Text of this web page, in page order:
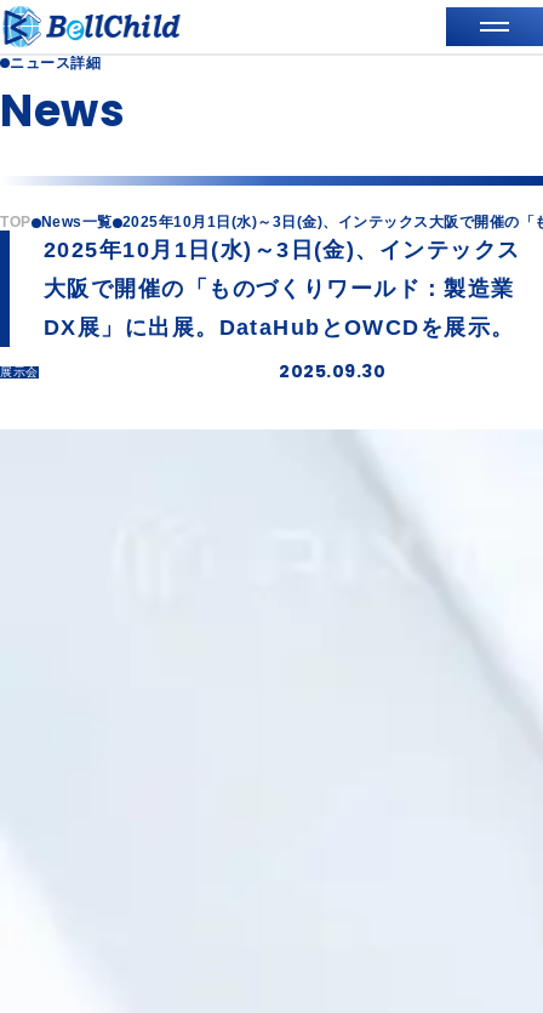
ニュース詳細
News
TOP News一覧 2025年10月1日(水)～3日(金)、インテックス大阪で開催の
2025年10月1日(水)～3日(金)、インテックス
大阪で開催の「ものづくりワールド：製造業
DX展」に出展。DataHubとOWCDを展示。
展示会 2025.09.30